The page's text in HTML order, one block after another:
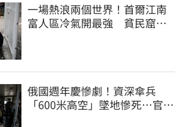
一場熱浪兩個世界！首爾江南
富人區冷氣開最強 貧民窟窮
俄國週年慶慘劇！資深傘兵
「600米高空」墜地慘死…官方